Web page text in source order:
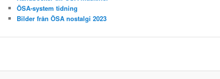
ÖSA-system tidning
Bilder från ÖSA nostalgi 2023